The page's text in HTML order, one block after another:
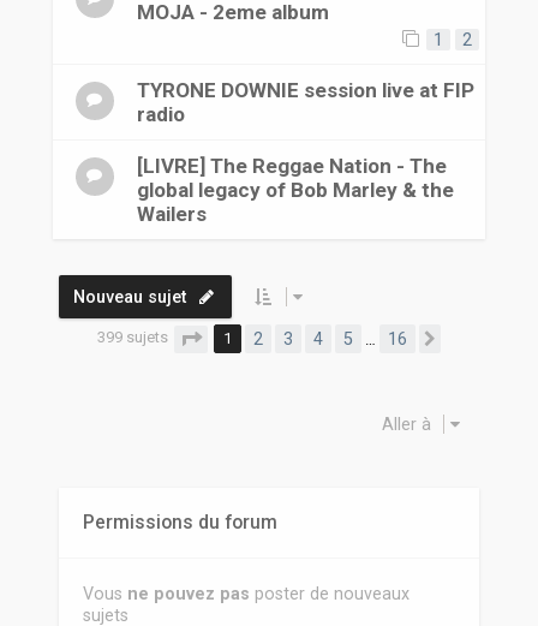
MOJA - 2eme album
1 2
TYRONE DOWNIE session live at FIP
radio
[LIVRE] The Reggae Nation - The
global legacy of Bob Marley & the
Wailers
Nouveau sujet
399 sujets Page 1sur
1 2 3 4 5 16
Aller à
Permissions du forum
Vous ne pouvez pas poster de nouveaux
sujets